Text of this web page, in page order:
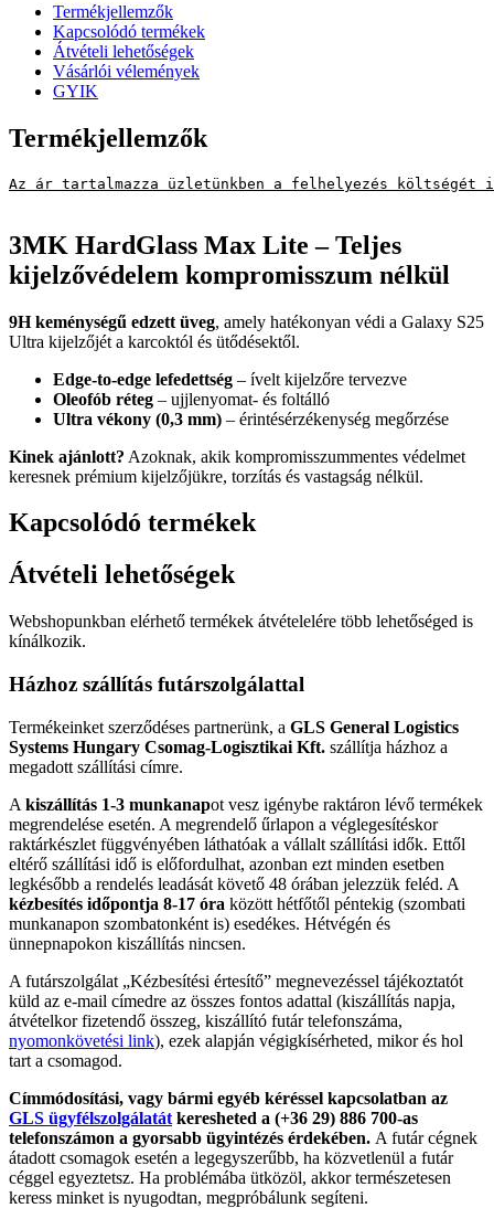
Termékjellemzők
Kapcsolódó termékek
Átvételi lehetőségek
Vásárlói vélemények
GYIK
Termékjellemzők
Az ár tartalmazza üzletünkben a felhelyezés költségét
3MK HardGlass Max Lite – Teljes
kijelzővédelem kompromisszum nélkül
9H keménységű edzett üveg, amely hatékonyan védi a Galaxy S25
Ultra kijelzőjét a karcoktól és ütődésektől.
Edge-to-edge lefedettség – ívelt kijelzőre tervezve
Oleofób réteg – ujjlenyomat- és foltálló
Ultra vékony (0,3 mm) – érintésérzékenység megőrzése
Kinek ajánlott? Azoknak, akik kompromisszummentes védelmet
keresnek prémium kijelzőjükre, torzítás és vastagság nélkül.
Kapcsolódó termékek
Átvételi lehetőségek
Webshopunkban elérhető termékek átvételelére több lehetőséged is
kínálkozik.
Házhoz szállítás futárszolgálattal
Termékeinket szerződéses partnerünk, a GLS General Logistics
Systems Hungary Csomag-Logisztikai Kft. szállítja házhoz a
megadott szállítási címre.
A kiszállítás 1-3 munkanapot vesz igénybe raktáron lévő termékek
megrendelése esetén. A megrendelő űrlapon a véglegesítéskor
raktárkészlet függvényében láthatóak a vállalt szállítási idők. Ettől
eltérő szállítási idő is előfordulhat, azonban ezt minden esetben
legkésőbb a rendelés leadását követő 48 órában jelezzük feléd. A
kézbesítés időpontja 8-17 óra között hétfőtől péntekig (szombati
munkanapon szombatonként is) esedékes. Hétvégén és
ünnepnapokon kiszállítás nincsen.
A futárszolgálat „Kézbesítési értesítő” megnevezéssel tájékoztatót
küld az e-mail címedre az összes fontos adattal (kiszállítás napja,
átvételkor fizetendő összeg, kiszállító futár telefonszáma,
nyomonkövetési link), ezek alapján végigkísérheted, mikor és hol
tart a csomagod.
Címmódosítási, vagy bármi egyéb kéréssel kapcsolatban az
GLS ügyfélszolgálatát keresheted a (+36 29) 886 700-as
telefonszámon a gyorsabb ügyintézés érdekében. A futár cégnek
átadott csomagok esetén a legegyszerűbb, ha közvetlenül a futár
céggel egyeztetsz. Ha problémába ütközöl, akkor természetesen
keress minket is nyugodtan, megpróbálunk segíteni.